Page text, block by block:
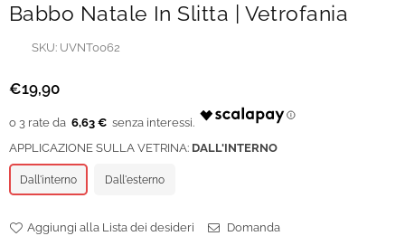
Babbo Natale In Slitta | Vetrofania
SKU: UVNT0062
Prezzo
€19,90
6,63 €
APPLICAZIONE SULLA VETRINA: DALL'INTERNO
Dall'interno Dall'esterno
Aggiungi alla Lista dei desideri Domanda